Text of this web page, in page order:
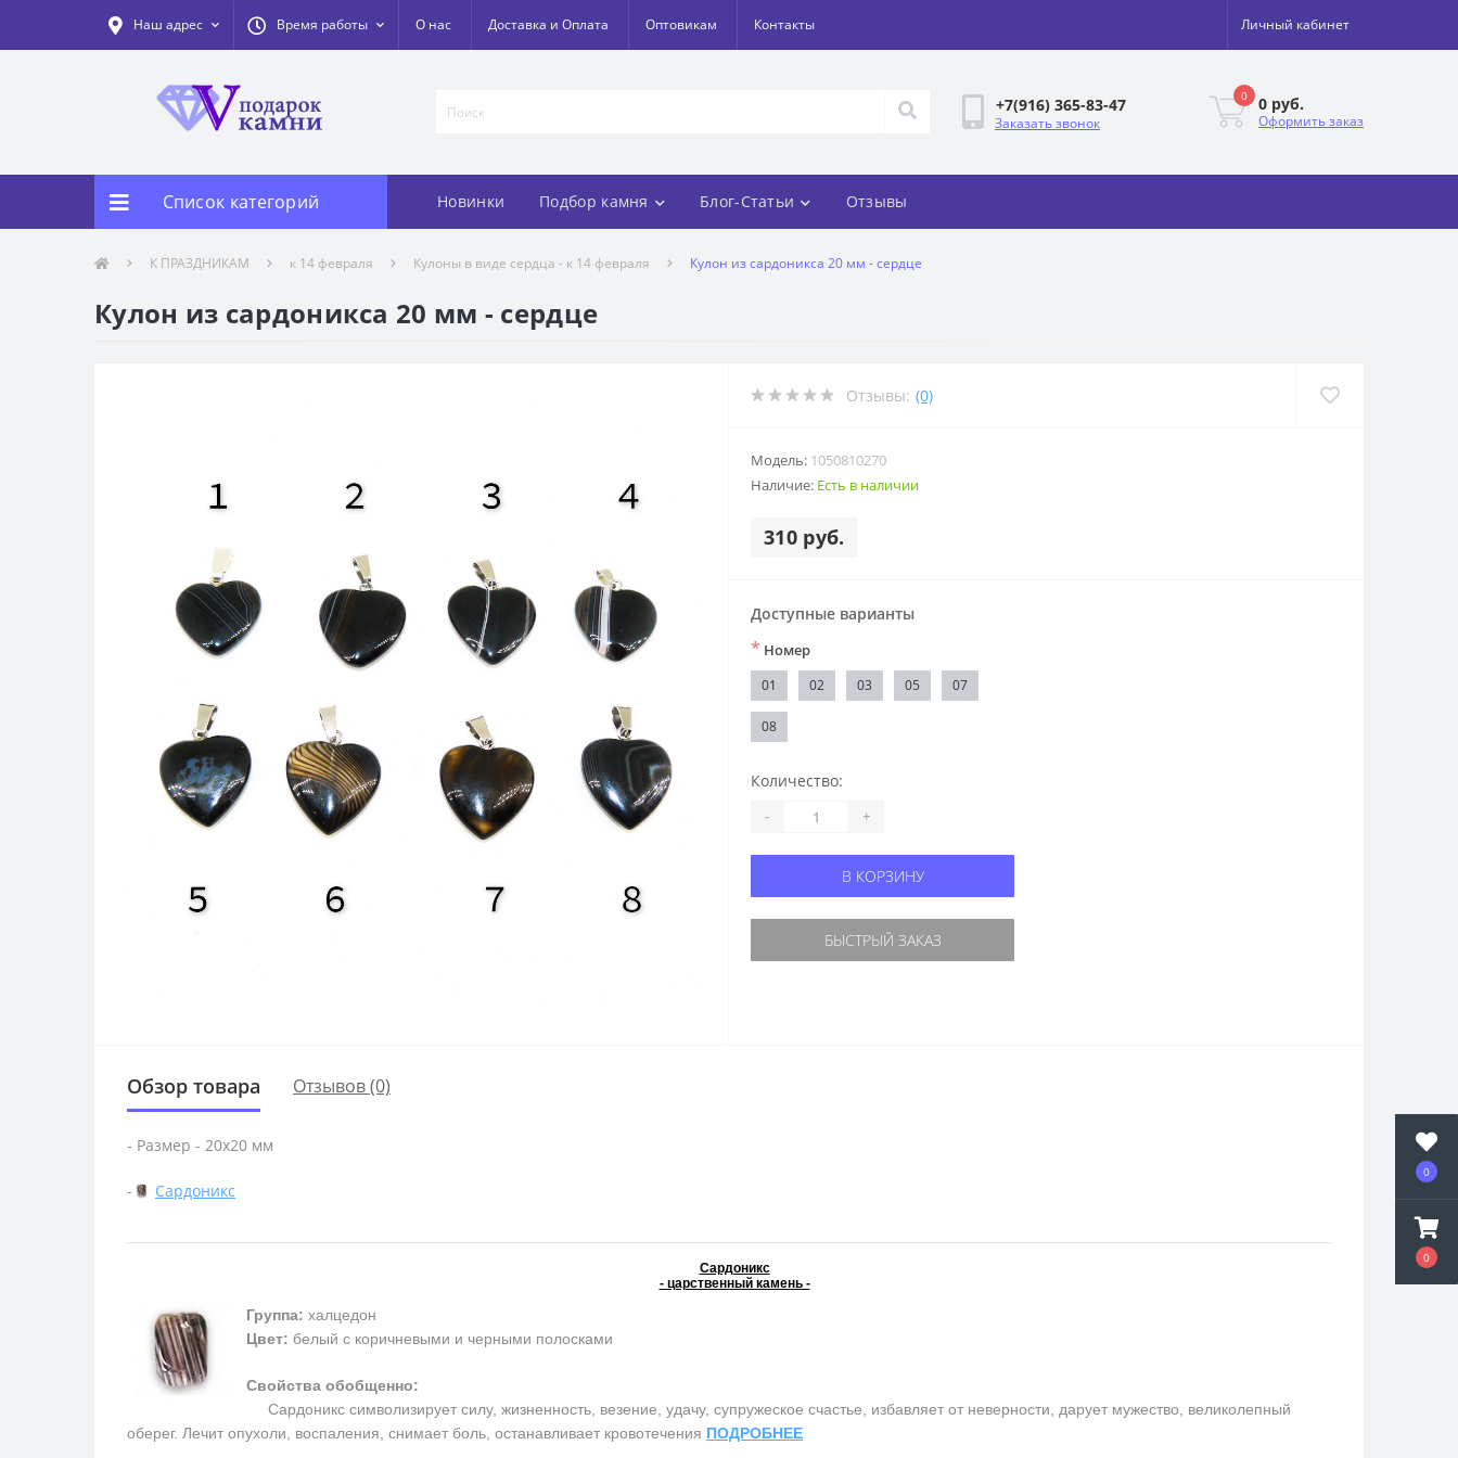
0
0
Наш адрес Время работы О нас Доставка и Оплата Оптовикам Контакты Личный кабинет
+7(916) 365-83-47
Заказать звонок
0 0 руб.
Оформить заказ
Список категорий Новинки Подбор камня Блог-Статьи Отзывы
К ПРАЗДНИКАМ к 14 февраля Кулоны в виде сердца - к 14 февраля Кулон из сардоникса 20 мм - сердце
Кулон из сардоникса 20 мм - сердце
Отзывы: (0)
Модель: 1050810270
Наличие: Есть в наличии
310 руб.
Доступные варианты
* Номер
01 02 03 05 07
08
Количество:
- +
В КОРЗИНУ
БЫСТРЫЙ ЗАКАЗ
Обзор товара Отзывов (0)
- Размер - 20х20 мм
- Сардоникс
Сардоникс
- царственный камень -
Группа: халцедон
Цвет: белый с коричневыми и черными полосками
Свойства обобщенно:
Сардоникс символизирует силу, жизненность, везение, удачу, супружеское счастье, избавляет от неверности, дарует мужество, великолепный
оберег. Лечит опухоли, воспаления, снимает боль, останавливает кровотечения ПОДРОБНЕЕ